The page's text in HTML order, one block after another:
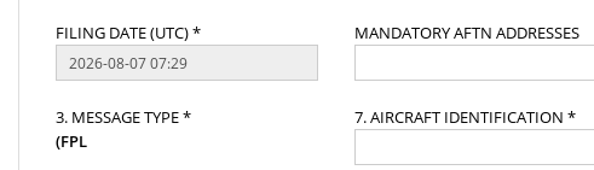
FILING DATE (UTC) * MANDATORY AFTN ADDRESSES
3. MESSAGE TYPE *
(FPL
7. AIRCRAFT IDENTIFICATION *